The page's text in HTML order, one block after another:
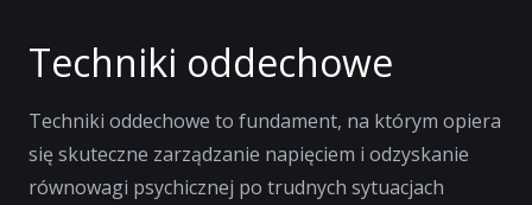
Techniki oddechowe
Techniki oddechowe to fundament, na którym opiera
się skuteczne zarządzanie napięciem i odzyskanie
równowagi psychicznej po trudnych sytuacjach